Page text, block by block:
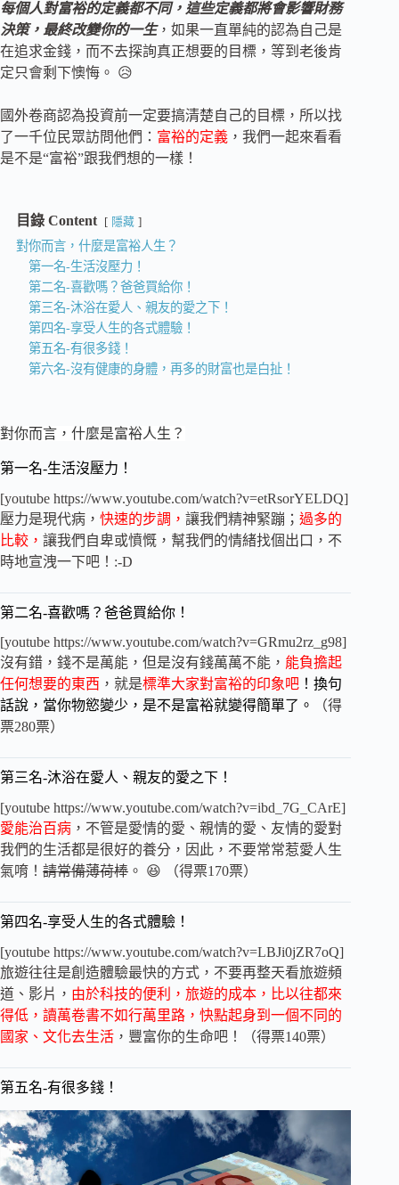
每個人對富裕的定義都不同，這些定義都將會影響財務
決策，最終改變你的一生，如果一直單純的認為自己是
在追求金錢，而不去探詢真正想要的目標，等到老後肯
定只會剩下懊悔。 😥
國外卷商認為投資前一定要搞清楚自己的目標，所以找
了一千位民眾訪問他們： 富裕的定義 ，我們一起來看看
是不是“富裕”跟我們想的一樣！
目錄 Content 隱藏
對你而言，什麼是富裕人生？
第一名-生活沒壓力！
第二名-喜歡嗎？爸爸買給你！
第三名-沐浴在愛人、親友的愛之下！
第四名-享受人生的各式體驗！
第五名-有很多錢！
第六名-沒有健康的身體，再多的財富也是白扯！
對你而言，什麼是富裕人生？
第一名-生活沒壓力！
[youtube https://www.youtube.com/watch?v=etRsorYELDQ]
壓力是現代病， 快速的步調， 讓我們精神緊蹦； 過多的
比較， 讓我們自卑或憤慨，幫我們的情緒找個出口，不
時地宣洩一下吧！:-D
第二名-喜歡嗎？爸爸買給你！
[youtube https://www.youtube.com/watch?v=GRmu2rz_g98]
沒有錯，錢不是萬能，但是沒有錢萬萬不能， 能負擔起
任何想要的東西 ，就是標準大家對富裕的印象吧 ！換句
話說，當你物慾變少，是不是富裕就變得簡單了。
（得
票280票）
第三名-沐浴在愛人、親友的愛之下！
[youtube https://www.youtube.com/watch?v=ibd_7G_CArE]
愛能治百病 ，不管是愛情的愛、親情的愛、友情的愛對
我們的生活都是很好的養分，因此，不要常常惹愛人生
氣唷！ 請常備薄荷棒 。 😆 （得票170票）
第四名-享受人生的各式體驗！
[youtube https://www.youtube.com/watch?v=LBJi0jZR7oQ]
旅遊往往是創造體驗最快的方式，不要再整天看旅遊頻
道、影片， 由於科技的便利，旅遊的成本，比以往都來
得低，讀萬卷書不如行萬里路，快點起身到一個不同的
國家、文化去生活 ，豐富你的生命吧！（得票140票）
第五名-有很多錢！